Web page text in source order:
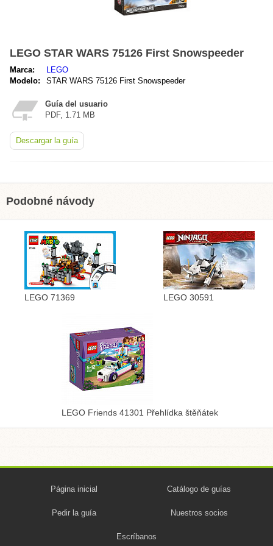
LEGO STAR WARS 75126 First Snowspeeder
Marca:
LEGO
Modelo:
STAR WARS 75126 First Snowspeeder
Guía del usuario
PDF, 1.71 MB
Descargar la guía
Podobné návody
LEGO 71369 LEGO 30591
LEGO Friends 41301 Přehlídka štěňátek
Página inicial Catálogo de guías
Pedir la guía Nuestros socios
Escríbanos